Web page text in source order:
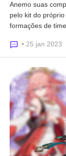
Anemo suas
pelo kit do
formações de
• 25 jan 2023